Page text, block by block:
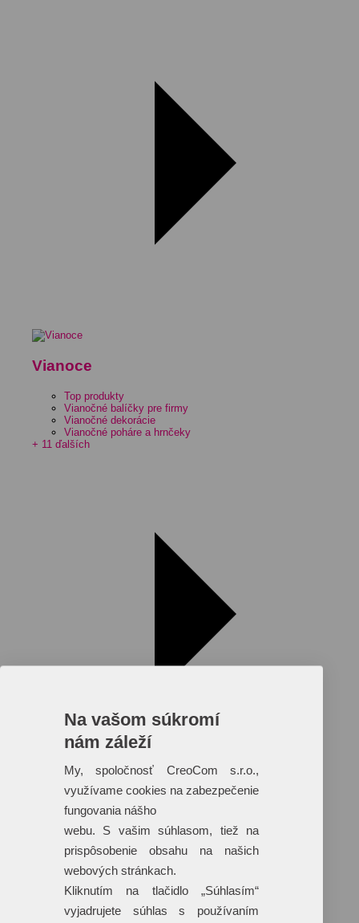
Vianoce
Top produkty
Vianočné balíčky pre firmy
Vianočné dekorácie
Vianočné poháre a hrnčeky
+ 11 ďalších
Reklamné predmety s plnofarebnou
potlačou
Dáždniky
Tašky
Hračky
+ 17 ďalších
Na vašom súkromí
nám záleží
My, spoločnosť CreoCom s.r.o.,
využívame cookies na zabezpečenie
fungovania nášho
webu. S vašim súhlasom, tiež na
prispôsobenie obsahu na našich
webových stránkach.
Kliknutím na tlačidlo „Súhlasím“
vyjadrujete súhlas s používaním